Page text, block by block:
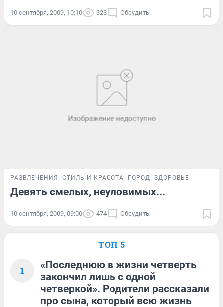
10 сентября, 2009, 10:10 323 Обсудить
РАЗВЛЕЧЕНИЯ СТИЛЬ И КРАСОТА ГОРОД ЗДОРОВЬЕ
Девять смелых, неуловимых...
10 сентября, 2009, 09:00 474 Обсудить
ТОП 5
1
«Последнюю в жизни четверть
закончил лишь с одной
четверкой». Родители рассказали
про сына, который всю жизнь